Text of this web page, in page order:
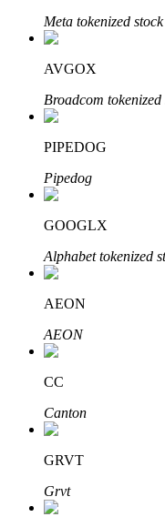
Pelajari Staking
Pelajari tentang
Mitra Bitrue
Afiliasi Bitrue
Meta tokenized
AVGOX
Broadcom
PIPEDOG
Pipedog
GOOGLX
Alphabet tokenized
AEON
AEON
CC
Canton
GRVT
Grvt